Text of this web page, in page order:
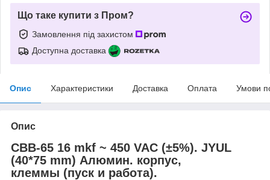
Що таке купити з Пром?
Замовлення під захистом
Доступна доставка
Опис Характеристики Доставка Оплата Умови
Опис
CBB-65 16 mkf ~ 450 VAC (±5%). JYUL
(40*75 mm) Алюмин. корпус,
клеммы (пуск и работа).